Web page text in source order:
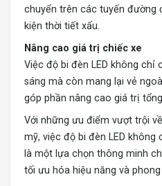
chuyển trên các tuyến đường
kiện thời tiết xấu.
Nâng cao giá trị chiếc xe
Việc độ bi đèn LED không chỉ
sáng mà còn mang lại vẻ
góp phần nâng cao giá trị
Với những ưu điểm vượt trội
mỹ, việc độ bi đèn LED
là một lựa chọn thông minh
tối ưu hóa hiệu năng và